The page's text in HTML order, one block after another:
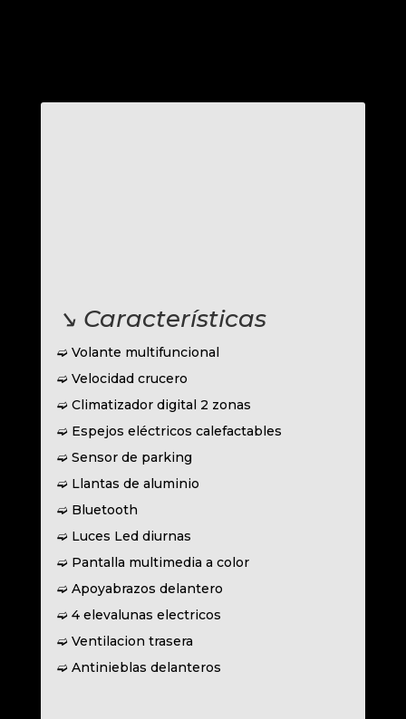
↘︎ Características
➫ Volante multifuncional
➫ Velocidad crucero
➫ Climatizador digital 2 zonas
➫ Espejos eléctricos calefactables
➫ Sensor de parking
➫ Llantas de aluminio
➫ Bluetooth
➫ Luces Led diurnas
➫ Pantalla multimedia a color
➫ Apoyabrazos delantero
➫ 4 elevalunas electricos
➫ Ventilacion trasera
➫ Antinieblas delanteros